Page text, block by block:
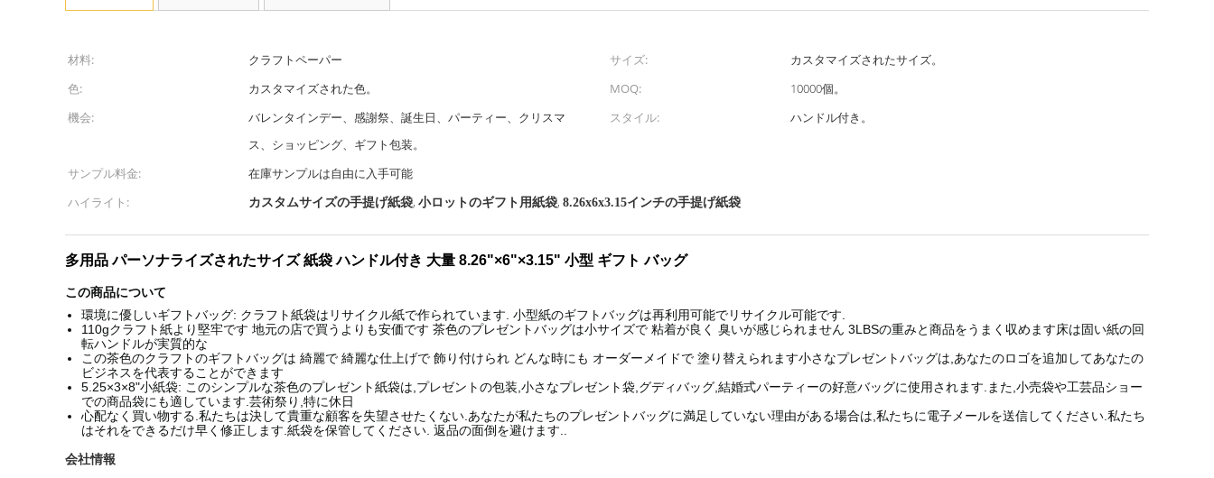
材料: クラフトペーパー サイズ:
カスタマイズされたサイズ。
色:
カスタマイズされた色。 MOQ:
10000個。
機会:
バレンタインデー、感謝祭、誕生日、パーティー、クリスマ
ス、ショッピング、ギフト包装。
スタイル: ハンドル付き。
サンプル料金:
在庫サンプルは自由に入手可能
ハイライト:
カスタムサイズの手提げ紙袋, 小ロットのギフト用紙袋, 8.26x6x3.15インチの手提げ紙袋
多用品 パーソナライズされたサイズ 紙袋 ハンドル付き 大量 8.26"×6"×3.15" 小型 ギフト バッグ
この商品について
環境に優しいギフトバッグ: クラフト紙袋はリサイクル紙で作られています. 小型紙のギフトバッグは再利用可能でリサイクル可能です.
110gクラフト紙より堅牢です 地元の店で買うよりも安価です 茶色のプレゼントバッグは小サイズで 粘着が良く 臭いが感じられません 3LBSの重みと商品をうまく収めます床は固い紙の回
転ハンドルが実質的な
この茶色のクラフトのギフトバッグは 綺麗で 綺麗な仕上げで 飾り付けられ どんな時にも オーダーメイドで 塗り替えられます小さなプレゼントバッグは,あなたのロゴを追加してあなたの
ビジネスを代表することができます
5.25×3×8"小紙袋: このシンプルな茶色のプレゼント紙袋は,プレゼントの包装,小さなプレゼント袋,グディバッグ,結婚式パーティーの好意バッグに使用されます.また,小売袋や工芸品ショー
での商品袋にも適しています.芸術祭り,特に休日
心配なく買い物する.私たちは決して貴重な顧客を失望させたくない.あなたが私たちのプレゼントバッグに満足していない理由がある場合は,私たちに電子メールを送信してください.私たち
はそれをできるだけ早く修正します.紙袋を保管してください. 返品の面倒を避けます..
会社情報